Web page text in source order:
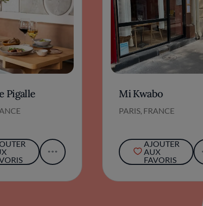
Pigalle Mi Kwabo
PARIS, FRANCE
AJOUTER
AUX
FAVORIS